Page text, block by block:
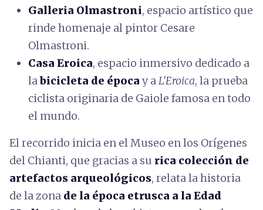
Galleria Olmastroni, espacio artístico que
rinde homenaje al pintor Cesare
Olmastroni.
Casa Eroica, espacio inmersivo dedicado a
labicicleta de época y aL'Eroica, la prueba
ciclista originaria de Gaiole famosa en todo
el mundo.
El recorrido inicia en el Museo en los Orígenes
del Chianti, que gracias a su rica colección de
artefactos arqueológicos, relata la historia
de la zona de la época etrusca a la Edad